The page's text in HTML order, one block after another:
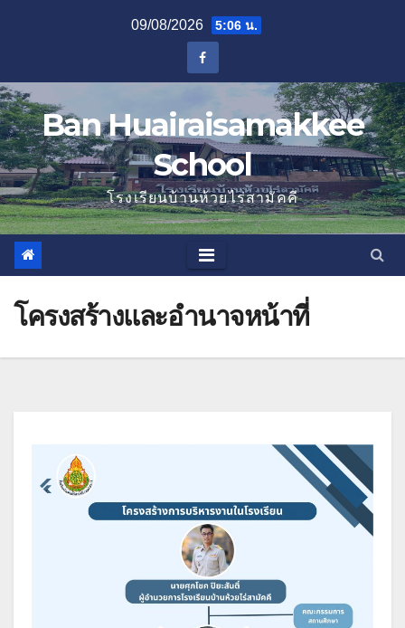
09/08/2026 5:06 น.
Ban Huairaisamakkee
School
โรงเรียนบ้านห้วยไร่สามัคคี
โครงสร้างและอำนาจหน้าที่